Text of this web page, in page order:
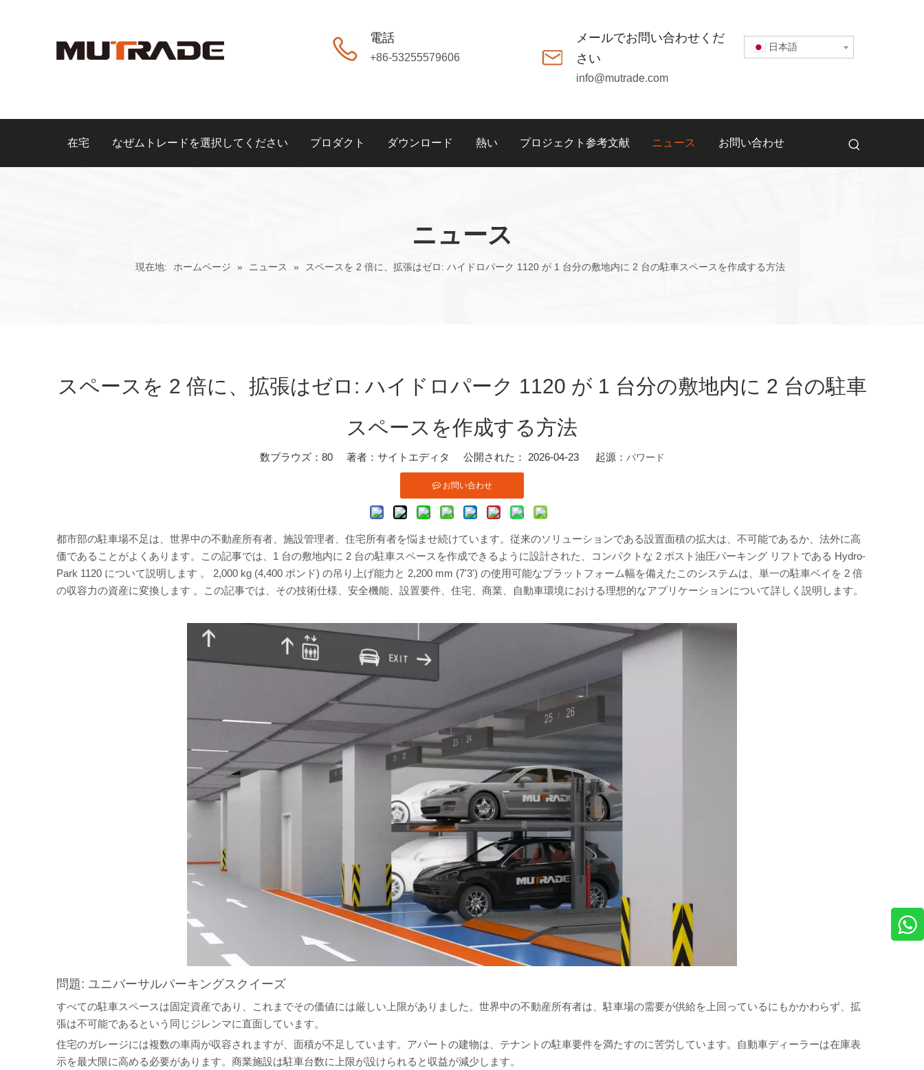
電話
+86-53255579606
メールでお問い合わせくだ
さい
info@mutrade.com
日本語
在宅 なぜムトレードを選択してください プロダクト ダウンロード 熱い プロジェクト参考文献 ニュース お問い合わせ
ニュース
現在地: ホームページ » ニュース » スペースを 2 倍に、拡張はゼロ: ハイドロパーク 1120 が 1 台分の敷地内に 2 台の駐車スペースを作成する方法
スペースを 2 倍に、拡張はゼロ: ハイドロパーク 1120 が 1 台分の敷地内に 2 台の駐車
スペースを作成する方法
数ブラウズ： 80著者：サイトエディタ 公開された： 2026-04-23 起源： パワード
お問い合わせ
都市部の駐車場不足は、世界中の不動産所有者、施設管理者、住宅所有者を悩ませ続けています。従来のソリューションである設置面積の拡大は、不可能であるか、法外に高
価であることがよくあります。この記事では、1 台の敷地内に 2 台の駐車スペースを作成できるように設計された、コンパクトな 2 ポスト油圧パーキング リフトである Hydro-
Park 1120 について説明します 。 2,000 kg (4,400 ポンド) の吊り上げ能力と 2,200 mm (7'3') の使用可能なプラットフォーム幅を備えたこのシステムは、単一の駐車ベイを 2 倍
の収容力の資産に変換します 。この記事では、その技術仕様、安全機能、設置要件、住宅、商業、自動車環境における理想的なアプリケーションについて詳しく説明します。
問題: ユニバーサルパーキングスクイーズ
すべての駐車スペースは固定資産であり、これまでその価値には厳しい上限がありました。世界中の不動産所有者は、駐車場の需要が供給を上回っているにもかかわらず、拡
張は不可能であるという同じジレンマに直面しています。
住宅のガレージには複数の車両が収容されますが、面積が不足しています。アパートの建物は、テナントの駐車要件を満たすのに苦労しています。自動車ディーラーは在庫表
示を最大限に高める必要があります。商業施設は駐車台数に上限が設けられると収益が減少します。